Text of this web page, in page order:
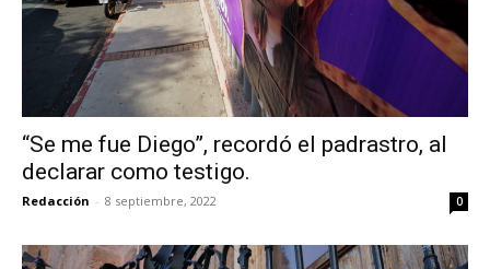
“Se me fue Diego”, recordó el padrastro, al
declarar como testigo.
Redacción - 8 septiembre, 2022 0